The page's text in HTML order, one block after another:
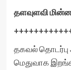
தளவுளவி
தகவல் தொடர்பு
மெதுவாக